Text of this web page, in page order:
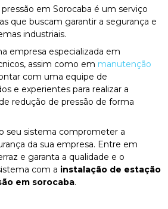
em Sorocaba é um serviço
que buscam garantir a segurança e
industriais.
empresa especializada em
assim como em manutenção
com uma equipe de
e experientes para realizar a
redução de pressão de forma
seu sistema comprometer a
da sua empresa. Entre em
e garanta a qualidade e o
com a instalação de estação
em sorocaba.